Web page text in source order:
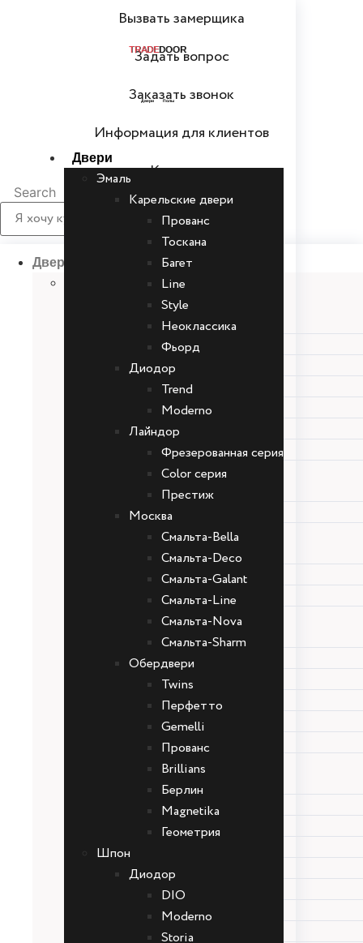
TRADEDOOR
Двери Полы
Двери
Эмаль
Карельские двери
Прованc
Тоскана
Багет
Line
Style
Неоклассика
Фьорд
Диодор
Trend
Moderno
Лайндор
Фрезерованная серия
Color серия
Престиж
Москва
Смальта-Bella
Смальта-Deco
Смальта-Galant
Смальта-Line
Смальта-Nova
Смальта-Sharm
Обердвери
Twins
Перфетто
Gemelli
Прованс
Brillians
Берлин
Magnetika
Геометрия
Шпон
Диодор
DIO
Moderno
Storia
Вызвать замерщика
Задать вопрос
Заказать звонок
Информация для клиентов
Контакты
Search
Двери
Карельские двери
Прованc
Тоскана
Багет
Line
Style
Неоклассика
Фьорд
Диодор
Trend
Moderno
Лайндор
Фрезерованная серия
Color серия
Престиж
Москва
Смальта-Bella
Смальта-Deco
Смальта-Galant
Смальта-Line
Смальта-Nova
Смальта-Sharm
Обердвери
Twins
Перфетто
Gemelli
Brillians
Берлин
Magnetika
Геометрия